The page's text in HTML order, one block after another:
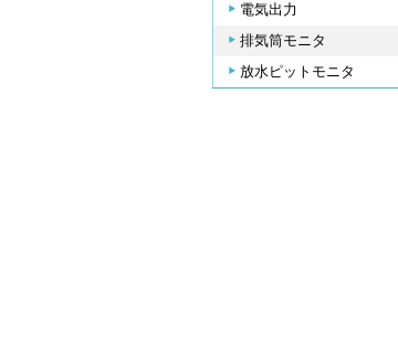
電気出力
排気筒モニタ
放水ピットモニタ